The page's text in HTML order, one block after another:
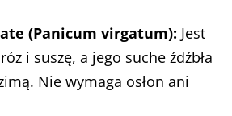
(Panicum virgatum): Jest
i suszę, a jego suche źdźbła
Nie wymaga osłon ani